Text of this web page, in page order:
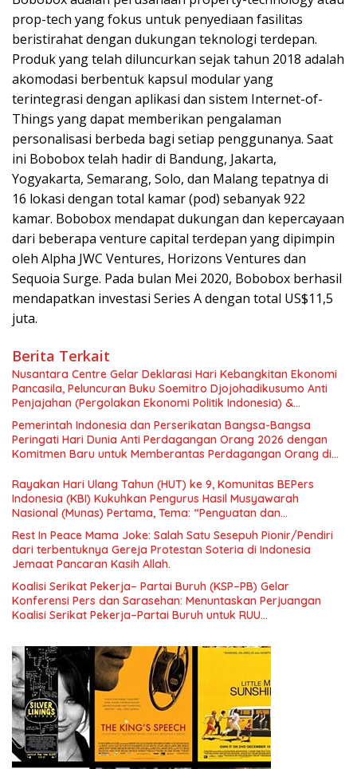
prop-tech yang fokus untuk penyediaan fasilitas
beristirahat dengan dukungan teknologi terdepan.
Produk yang telah diluncurkan sejak tahun 2018 adalah
akomodasi berbentuk kapsul modular yang
terintegrasi dengan aplikasi dan sistem Internet-of-
Things yang dapat memberikan pengalaman
personalisasi berbeda bagi setiap penggunanya. Saat
ini Bobobox telah hadir di Bandung, Jakarta,
Yogyakarta, Semarang, Solo, dan Malang tepatnya di
16 lokasi dengan total kamar (pod) sebanyak 922
kamar. Bobobox mendapat dukungan dan kepercayaan
dari beberapa venture capital terdepan yang dipimpin
oleh Alpha JWC Ventures, Horizons Ventures dan
Sequoia Surge. Pada bulan Mei 2020, Bobobox berhasil
mendapatkan investasi Series A dengan total US$11,5
juta.
Berita Terkait
Nusantara Centre Gelar Deklarasi Hari Kebangkitan Ekonomi
Pancasila, Peluncuran Buku Soemitro Djojohadikusumo Anti
Penjajahan (Pergolakan Ekonomi Politik Indonesia) &
Simposium Nasional “Urgensi Undang-Undang Perekonomian
Nasional dan Kesejahteraan Sosial dalam Menata Bangsa
Menuju Indonesia Emas 2045”,
Pemerintah Indonesia dan Perserikatan Bangsa-Bangsa
Peringati Hari Dunia Anti Perdagangan Orang 2026 dengan
Komitmen Baru untuk Memberantas Perdagangan Orang di
Rayakan Hari Ulang Tahun (HUT) ke 9, Komunitas BEPers
Indonesia (KBI) Kukuhkan Pengurus Hasil Musyawarah
Nasional (Munas) Pertama, Tema: “Penguatan dan
Pengembangan Organisasi KBI yang Berbasis Riset di seluruh
Indonesia dan Mancanegara”.
Rest In Peace Mama Joke: Salah Satu Sesepuh Pionir/Pendiri
dari terbentuknya Gereja Protestan Soteria di Indonesia
Jemaat Pancaran Kasih Allah.
Koalisi Serikat Pekerja– Partai Buruh (KSP–PB) Gelar
Konferensi Pers dan Sarasehan: Menuntaskan Perjuangan
Koalisi Serikat Pekerja–Partai Buruh untuk RUU